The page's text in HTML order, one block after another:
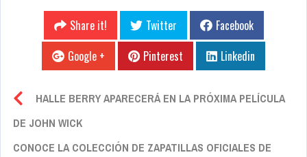
Share it! Twitter
Facebook
Google +
Pinterest Linkedin
HALLE BERRY APARECERÁ EN LA PRÓXIMA PELÍCULA
DE JOHN WICK
CONOCE LA COLECCIÓN DE ZAPATILLAS OFICIALES DE